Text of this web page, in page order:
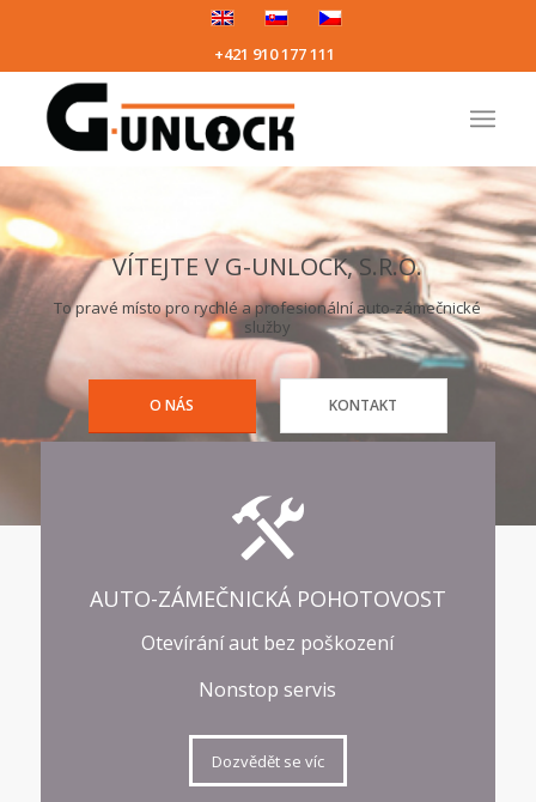
+421 910 177 111
VÍTEJTE V G-UNLOCK, S.R.O.
To pravé místo pro rychlé a profesionální auto-zámečnické
služby
O NÁS KONTAKT
AUTO-ZÁMEČNICKÁ POHOTOVOST
Otevírání aut bez poškození
Nonstop servis
Dozvědět se víc